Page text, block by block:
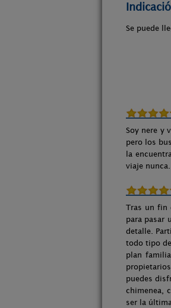
Se puede
Soy nere y
pero los
la
viaje nunca.
Tras un fin
para pasar
detalle.
todo tipo
plan
puedes
chimenea,
ser la